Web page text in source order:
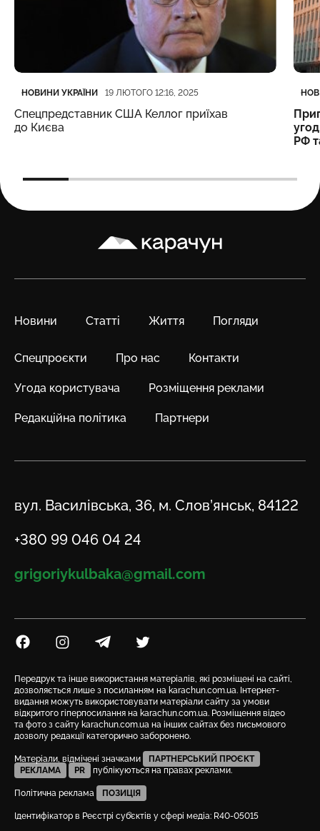
Категорія
НОВИНИ УКРАЇНИ
Дата публікації 19 ЛЮТОГО 12:16, 2025
Спецпредставник США Келлог приїхав
до Києва
РФ
Карачун
Новини Статті Життя Погляди
Спецпроєкти Про нас Контакти
Угода користувача Розміщення реклами
Редакційна політика Партнери
Адреса
вул. Василівська, 36, м. Слов’янськ, 84122
Телефон
+380 99 046 04 24
Email
grigoriykulbaka@gmail.com
Посилання на Facebook
Посилання на Instagram
Посилання на Telegram
Посилання на Twitter
Передрук та інше використання матеріалів, які розміщені на сайті,
дозволяється лише з посиланням на karachun.com.ua. Інтернет-
видання можуть використовувати матеріали сайту за умови
відкритого гіперпосилання на karachun.com.ua. Розміщення відео
та фото з сайту karachun.com.ua на інших сайтах без письмового
дозволу редакції категорично заборонено.
Матеріали, відмічені значками
ПАРТНЕРСЬКИЙ ПРОЄКТ
РЕКЛАМА
PR публікуються на правах реклами.
Політична реклама ПОЗИЦІЯ
Ідентифікатор в Реєстрі суб’єктів у сфері медіа: R40-05015